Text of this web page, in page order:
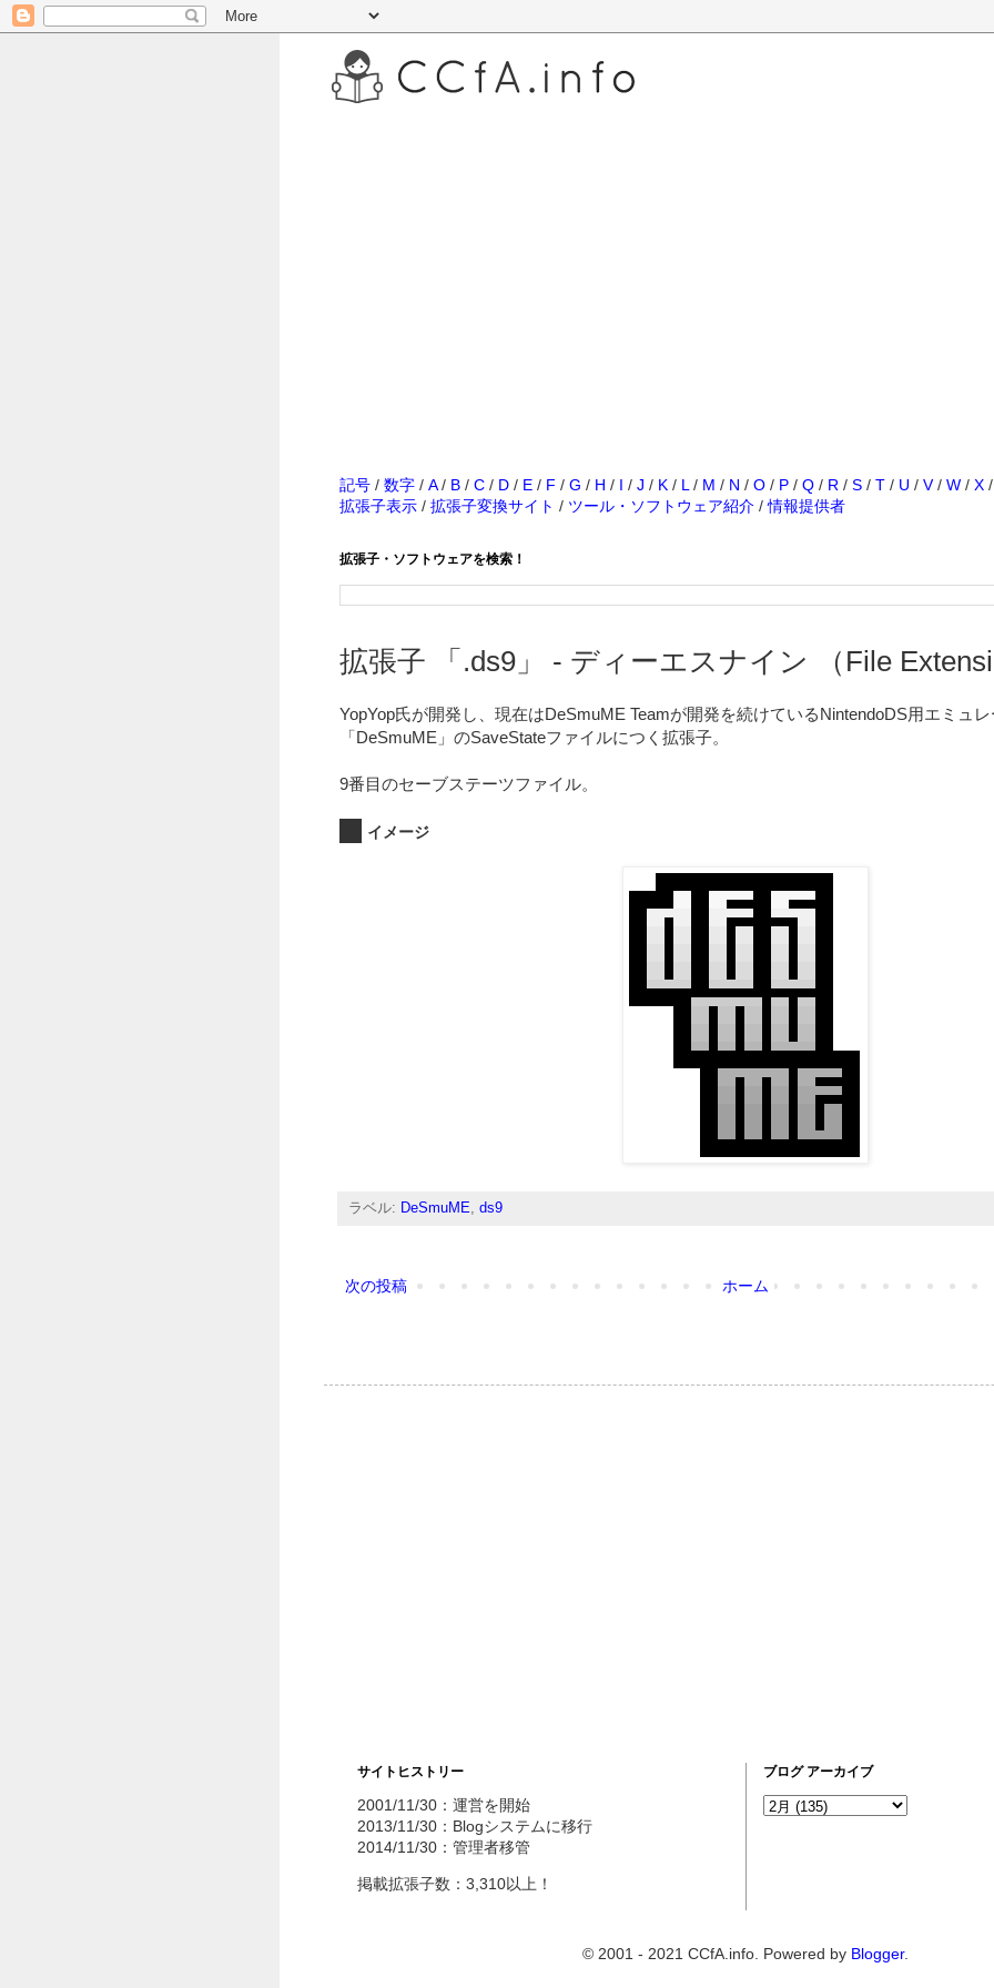
記号 / 数字 / A/ B / C / D / E / F / G / H / I / J / K / L / M / N / O / P / Q / R / S / T / U / V/ W / X
拡張子表示 / 拡張子変換サイト / ツール・ソフトウェア紹介 /情報提供者
拡張子・ソフトウェアを検索！
拡張子 「.ds9」 - ディーエスナイン （File
YopYop氏が開発し、現在はDeSmuME Teamが開発を続けているNintendoDS用エミュ
「DeSmuME」のSaveStateファイルにつく拡張子。
9番目のセーブステーツファイル。
イメージ
ラベル: DeSmuME, ds9
次の投稿 ホーム
サイトヒストリー
2001/11/30：運営を開始
2013/11/30：Blogシステムに移行
2014/11/30：管理者移管
掲載拡張子数：3,310以上！
ブログ アーカイブ
© 2001 - 2021 CCfA.info. Powered by Blogger.